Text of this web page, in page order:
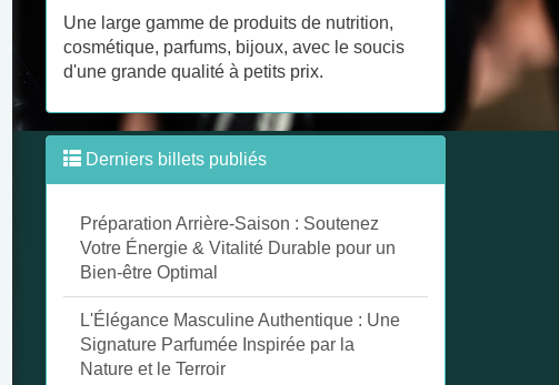
Une large gamme de produits de nutrition,
cosmétique, parfums, bijoux, avec le soucis
d'une grande qualité à petits prix.
Derniers billets publiés
Préparation Arrière-Saison : Soutenez
Votre Énergie & Vitalité Durable pour un
Bien-être Optimal
L'Élégance Masculine Authentique : Une
Signature Parfumée Inspirée par la
Nature et le Terroir